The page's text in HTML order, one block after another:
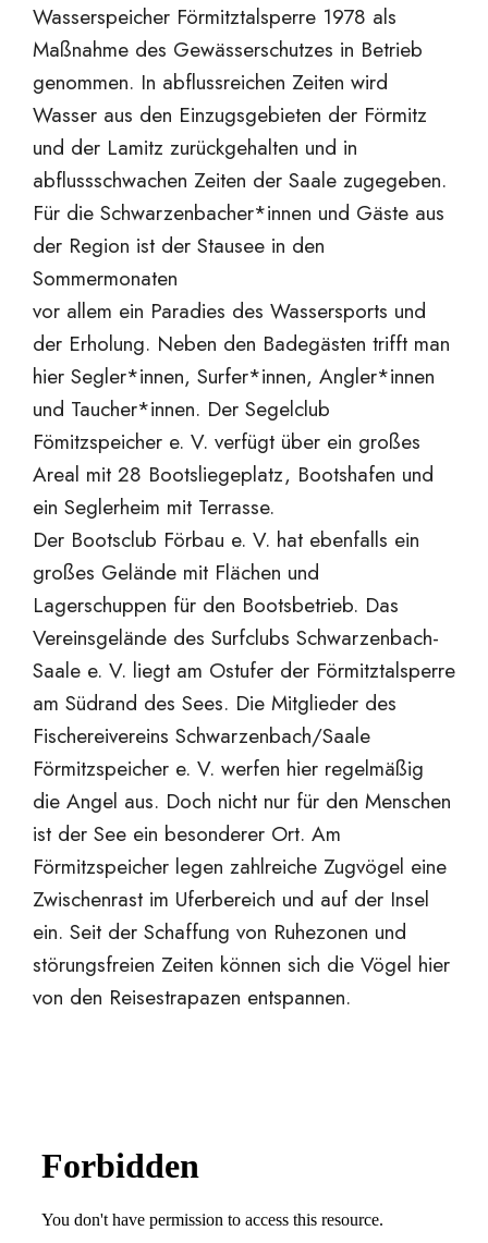
Wasserspeicher Förmitztalsperre 1978 als
Maßnahme des Gewässerschutzes in Betrieb
genommen. In abflussreichen Zeiten wird
Wasser aus den Einzugsgebieten der Förmitz
und der Lamitz zurückgehalten und in
abflussschwachen Zeiten der Saale zugegeben.
Für die Schwarzenbacher*innen und Gäste aus
der Region ist der Stausee in den
Sommermonaten
vor allem ein Paradies des Wassersports und
der Erholung. Neben den Badegästen trifft man
hier Segler*innen, Surfer*innen, Angler*innen
und Taucher*innen. Der Segelclub
Fömitzspeicher e. V. verfügt über ein großes
Areal mit 28 Bootsliegeplatz, Bootshafen und
ein Seglerheim mit Terrasse.
Der Bootsclub Förbau e. V. hat ebenfalls ein
großes Gelände mit Flächen und
Lagerschuppen für den Bootsbetrieb. Das
Vereinsgelände des Surfclubs Schwarzenbach-
Saale e. V. liegt am Ostufer der Förmitztalsperre
am Südrand des Sees. Die Mitglieder des
Fischereivereins Schwarzenbach/Saale
Förmitzspeicher e. V. werfen hier regelmäßig
die Angel aus. Doch nicht nur für den Menschen
ist der See ein besonderer Ort. Am
Förmitzspeicher legen zahlreiche Zugvögel eine
Zwischenrast im Uferbereich und auf der Insel
ein. Seit der Schaffung von Ruhezonen und
störungsfreien Zeiten können sich die Vögel hier
von den Reisestrapazen entspannen.